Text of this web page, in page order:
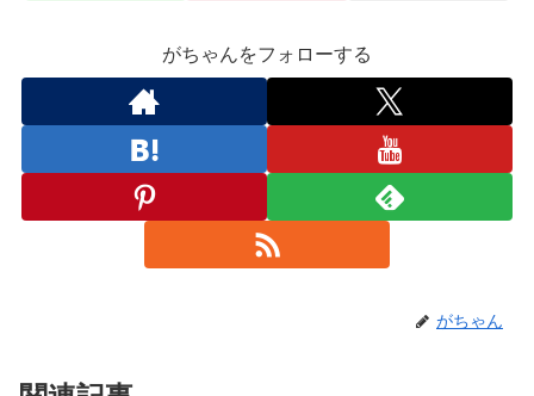
がちゃんをフォローする
がちゃん